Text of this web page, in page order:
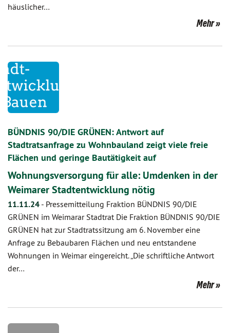
häuslicher…
Mehr
BÜNDNIS 90/DIE GRÜNEN: Antwort auf
Stadtratsanfrage zu Wohnbauland zeigt viele freie
Flächen und geringe Bautätigkeit auf
Wohnungsversorgung für alle: Umdenken in der
Weimarer Stadtentwicklung nötig
11.11.24 - Pressemitteilung Fraktion BÜNDNIS 90/DIE
GRÜNEN im Weimarar Stadtrat Die Fraktion BÜNDNIS 90/DIE
GRÜNEN hat zur Stadtratssitzung am 6. November eine
Anfrage zu Bebaubaren Flächen und neu entstandene
Wohnungen in Weimar eingereicht. „Die schriftliche Antwort
der…
Mehr